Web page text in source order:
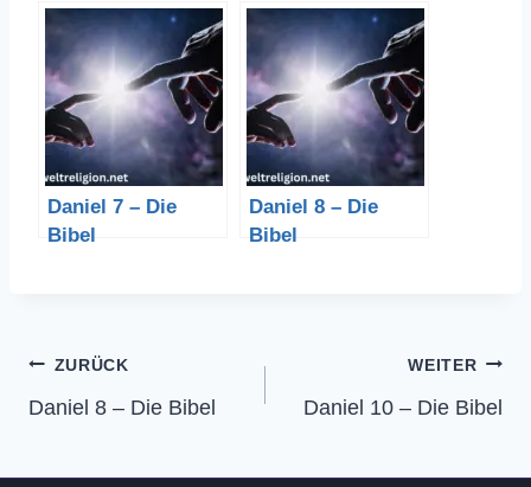
Daniel 7 – Die
Bibel
Daniel 8 – Die
Bibel
Beitragsnavigation
ZURÜCK
Daniel 8 – Die Bibel
WEITER
Daniel 10 – Die Bibel